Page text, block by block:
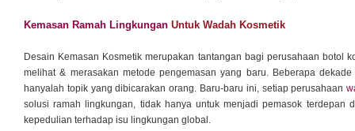
Kemasan Ramah Lingkungan Untuk Wadah Kosmetik
Desain Kemasan Kosmetik merupakan tantangan bagi perusahaan botol
melihat & merasakan metode pengemasan yang baru. Beberapa
hanyalah topik yang dibicarakan orang. Baru-baru ini, setiap perusahaan
solusi ramah lingkungan, tidak hanya untuk menjadi pemasok terdepan
kepedulian terhadap isu lingkungan global.